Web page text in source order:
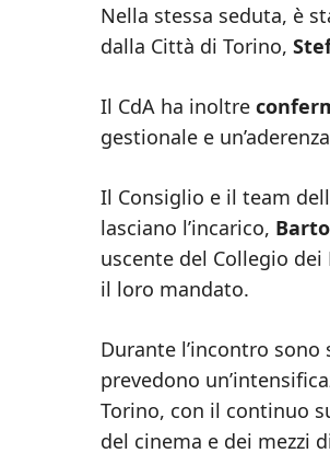
Nella stessa seduta, è
dalla Città di Torino,
Il CdA ha inoltre
gestionale e
Il Consiglio e il team
lasciano l’incarico,
uscente del Collegio dei
il loro mandato.
Durante l’incontro
prevedono
Torino, con il continuo
del cinema e dei mezzi